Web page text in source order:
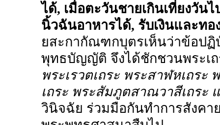
ได้, เมื่อตะวันชายเกินเที่ยงวั
นิ้วฉันอาหารได้, รับเงินและท
ยสะกากัณฑกบุตรเห็นว่าข้อป
พุทธบัญญัติ จึงได้ชักชวนพระเ
พระเรวตเถระ พระสาฬหเถร
เถระ พระสัมภูตสาณวาสีเถระ
วินิจฉัย ร่วมมือกันทำการสังคา